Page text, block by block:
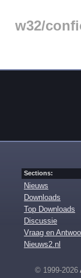
w32/
Sections:
Nieuws
Downloads
Top Downloads
Discussie
Vraag en
Nieuws2.nl
© 1999-2026